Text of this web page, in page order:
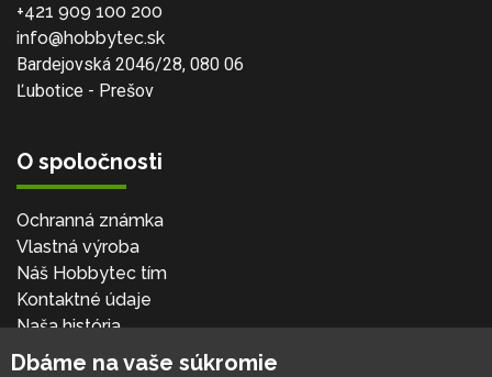
+421 909 100 200
info@hobbytec.sk
Bardejovská 2046/28, 080 06
Ľubotice - Prešov
O spoločnosti
Ochranná známka
Vlastná výroba
Náš Hobbytec tím
Kontaktné údaje
Naša história
Kariéra
Dbáme na vaše súkromie